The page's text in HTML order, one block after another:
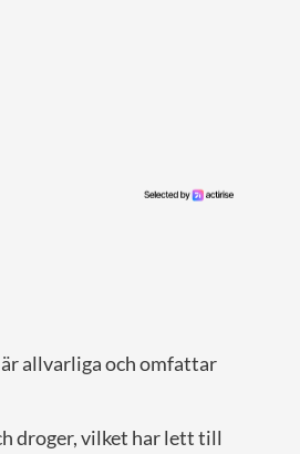
allvarliga och omfattar
droger, vilket har lett till